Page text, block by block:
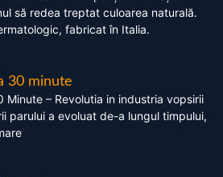
să redea treptat culoarea naturală.
fabricat în Italia.
30 minute
Minute – Revolutia in industria vopsirii
parului a evoluat de-a lungul timpului,